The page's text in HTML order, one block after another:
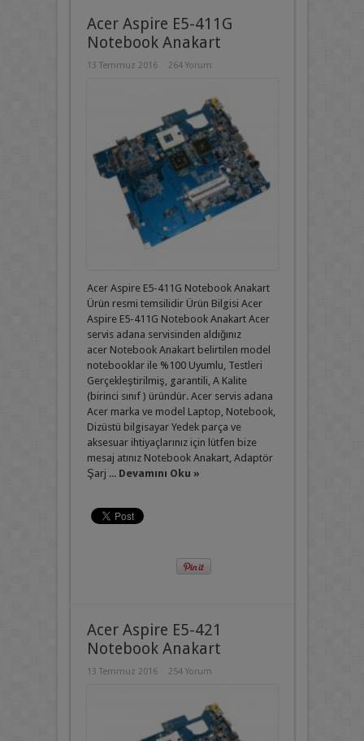
Acer Aspire E5-411G
Notebook Anakart
13 Temmuz 2016 264 Yorum
Acer Aspire E5-411G Notebook Anakart
Ürün resmi temsilidir Ürün Bilgisi Acer
Aspire E5-411G Notebook Anakart Acer
servis adana servisinden aldığınız
acer Notebook Anakart belirtilen model
notebooklar ile %100 Uyumlu, Testleri
Gerçekleştirilmiş, garantili, A Kalite
(birinci sınıf ) üründür. Acer servis adana
Acer marka ve model Laptop, Notebook,
Dizüstü bilgisayar Yedek parça ve
aksesuar ihtiyaçlarınız için lütfen bize
mesaj atınız Notebook Anakart, Adaptör
Şarj ... Devamını Oku »
Acer Aspire E5-421
Notebook Anakart
13 Temmuz 2016 254 Yorum